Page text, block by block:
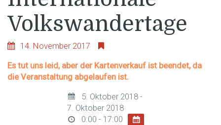
Volkswandertage
14. November 2017
Es tut uns leid, aber der Kartenverkauf ist beendet, da
die Veranstaltung abgelaufen ist.
5. Oktober 2018 -
7. Oktober 2018
0:00 - 17:00